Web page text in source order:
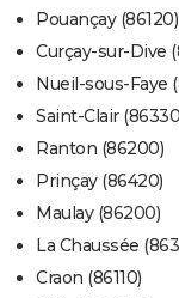
Pouançay (86120)
Curçay-sur-Dive
Nueil-sous-Faye
Saint-Clair
Ranton (86200)
Prinçay (86420)
Maulay (86200)
La Chaussée
Craon (86110)